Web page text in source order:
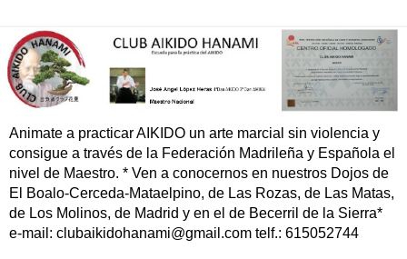
Animate a practicar AIKIDO un arte marcial sin violencia y
consigue a través de la Federación Madrileña y Española el
nivel de Maestro. * Ven a conocernos en nuestros Dojos de
El Boalo-Cerceda-Mataelpino, de Las Rozas, de Las Matas,
de Los Molinos, de Madrid y en el de Becerril de la Sierra*
e-mail: clubaikidohanami@gmail.com telf.: 615052744